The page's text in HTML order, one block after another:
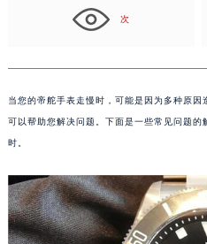
次
当您的帝舵手表走慢时，可能是因为多种原因
可以帮助您解决问题。下面是一些常见问题
时。